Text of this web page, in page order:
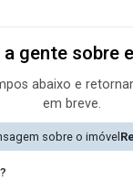
a gente sobre
abaixo e
em breve.
sobre o imóvel